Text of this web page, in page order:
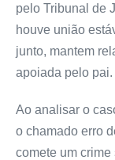
pelo Tribunal de
houve união
junto, mantem
apoiada pelo pai.
Ao analisar o
o chamado erro
comete um